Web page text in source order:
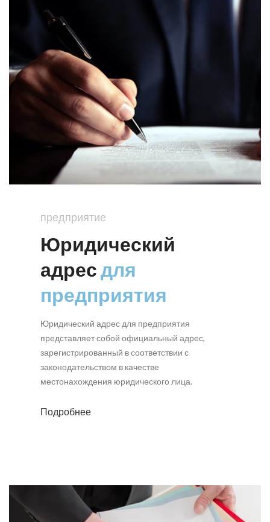
предприятие
Юридический
адресдля
предприятия
Юридический адрес для предприятия
представляет собой официальный адрес,
зарегистрированный в соответствии с
законодательством в качестве
местонахождения юридического лица.
Подробнее